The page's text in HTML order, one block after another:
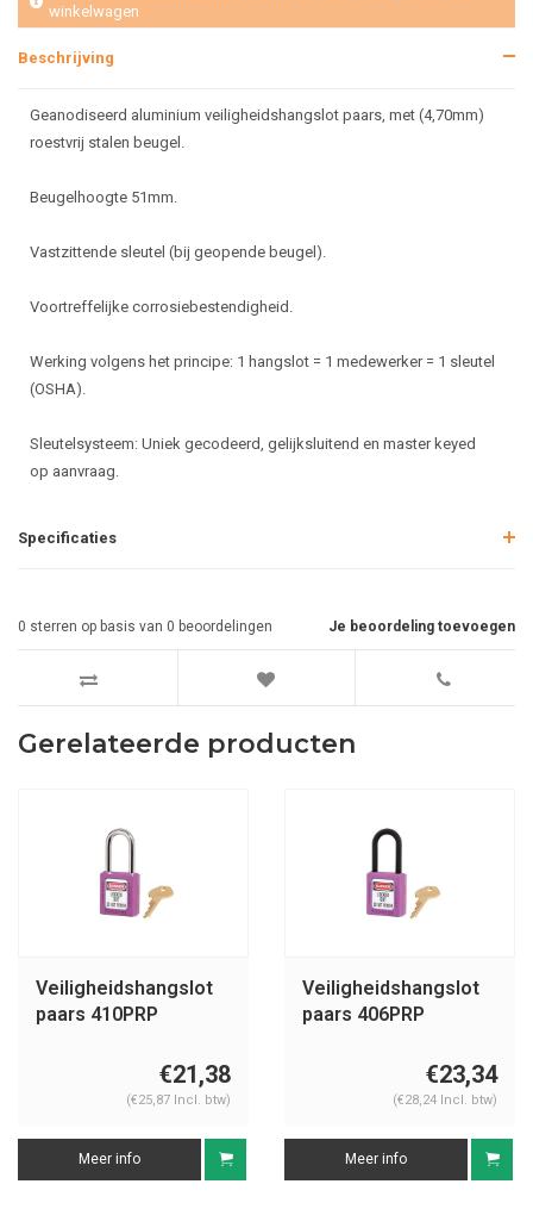
winkelwagen
Beschrijving
Geanodiseerd aluminium veiligheidshangslot paars, met (4,70mm)
roestvrij stalen beugel.
Beugelhoogte 51mm.
Vastzittende sleutel (bij geopende beugel).
Voortreffelijke corrosiebestendigheid.
Werking volgens het principe: 1 hangslot = 1 medewerker = 1 sleutel
(OSHA).
Sleutelsysteem: Uniek gecodeerd, gelijksluitend en master keyed
op aanvraag.
Specificaties
Je beoordeling toevoegen
0 sterren op basis van 0 beoordelingen
Gerelateerde producten
Veiligheidshangslot
paars 410PRP
€21,38
(€25,87 Incl. btw)
Meer info
Veiligheidshangslot
paars 406PRP
€23,34
(€28,24 Incl. btw)
Meer info